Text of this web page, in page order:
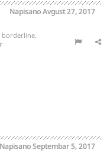
NapisanoAvgust 27, 2017
borderline.
NapisanoSeptembar 5, 2017